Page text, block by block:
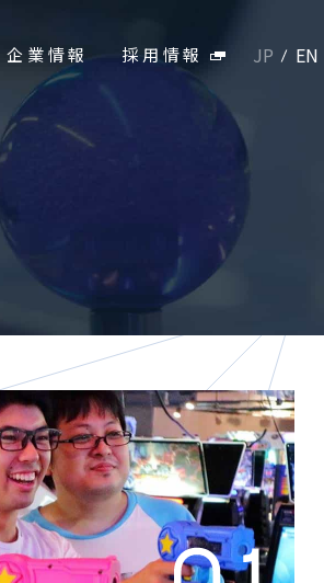
企業情報 採用情報 JP EN
お取引先様専用ページ
EB販売部
└お取り扱い商品
MD販売部